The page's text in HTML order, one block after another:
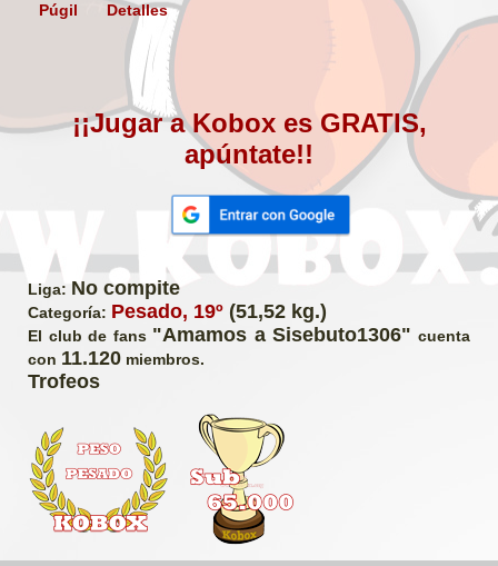
Púgil Detalles
¡¡Jugar a Kobox es GRATIS,
apúntate!!
Liga: No compite
Categoría: Pesado, 19º (51,52 kg.)
El club de fans "Amamos a Sisebuto1306" cuenta
con 11.120 miembros.
Trofeos